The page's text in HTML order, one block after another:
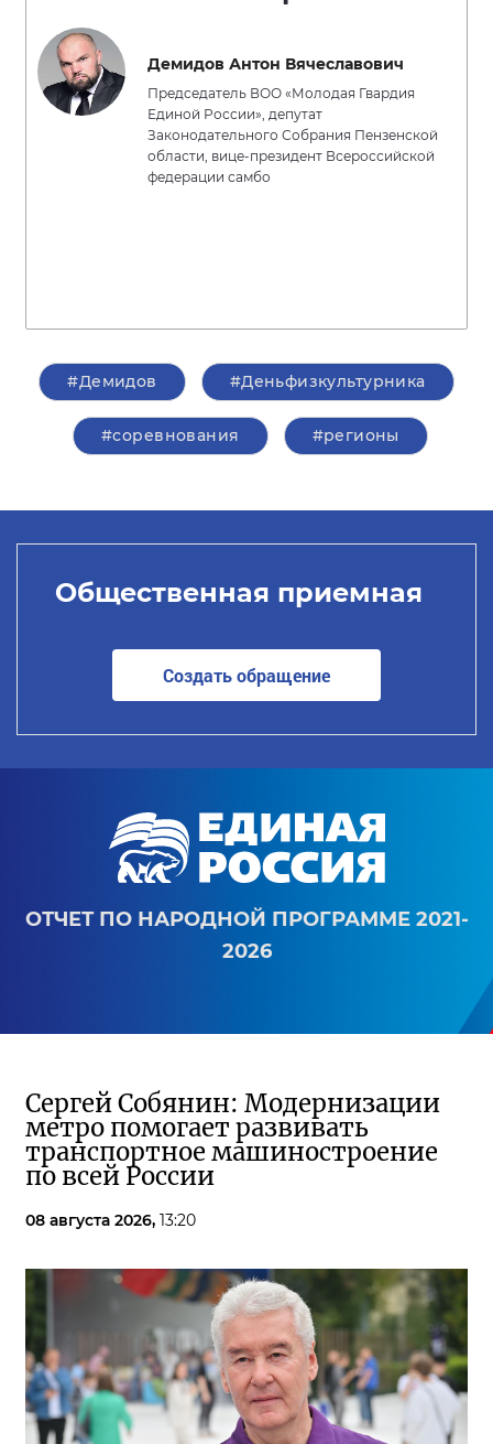
Демидов Антон Вячеславович
Председатель ВОО «Молодая Гвардия
Единой России», депутат
Законодательного Собрания Пензенской
области, вице-президент Всероссийской
федерации самбо
#Демидов #Деньфизкультурника
#соревнования #регионы
Общественная приемная
Создать обращение
ОТЧЕТ ПО НАРОДНОЙ ПРОГРАММЕ 2021-
2026
Сергей Собянин: Модернизации
метро помогает развивать
транспортное машиностроение
по всей России
08 августа 2026, 13:20